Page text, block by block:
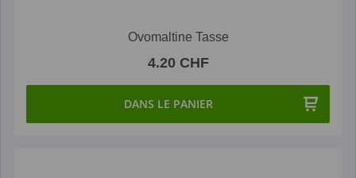
Ovomaltine Tasse
4.20 CHF
DANS LE PANIER